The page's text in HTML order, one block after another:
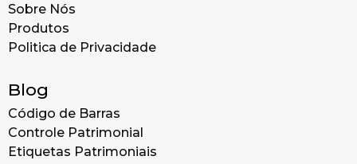
Sobre Nós
Produtos
Politica de Privacidade
Blog
Código de Barras
Controle Patrimonial
Etiquetas Patrimoniais